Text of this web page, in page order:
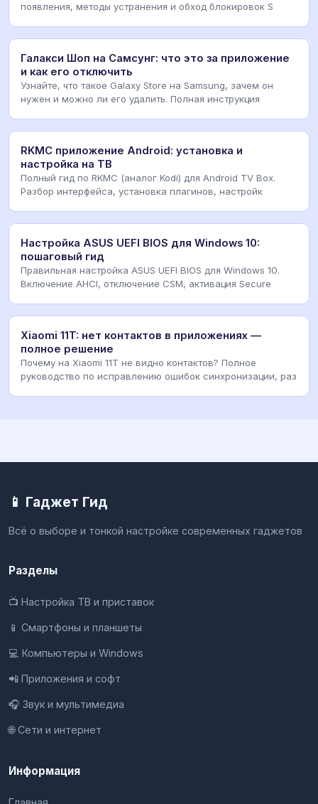
появления, методы устранения и обход блокировок S
Галакси Шоп на Самсунг: что это за приложение
и как его отключить
Узнайте, что такое Galaxy Store на Samsung, зачем он
нужен и можно ли его удалить. Полная инструкция
RKMC приложение Android: установка и
настройка на ТВ
Полный гид по RKMC (аналог Kodi) для Android TV Box.
Разбор интерфейса, установка плагинов, настройк
Настройка ASUS UEFI BIOS для Windows 10:
пошаговый гид
Правильная настройка ASUS UEFI BIOS для Windows 10.
Включение AHCI, отключение CSM, активация Secure
Xiaomi 11T: нет контактов в приложениях —
полное решение
Почему на Xiaomi 11T не видно контактов? Полное
руководство по исправлению ошибок синхронизации, раз
📱 Гаджет Гид
Всё о выборе и тонкой настройке современных гаджетов
Разделы
📺 Настройка ТВ и приставок
📱 Смартфоны и планшеты
💻 Компьютеры и Windows
📲 Приложения и софт
🎧 Звук и мультимедиа
🌐 Сети и интернет
Информация